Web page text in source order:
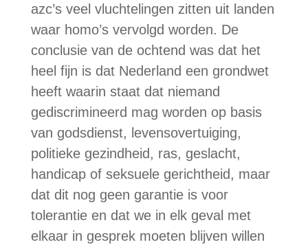
azc’s veel vluchtelingen zitten uit landen
waar homo’s vervolgd worden. De
conclusie van de ochtend was dat het
heel fijn is dat Nederland een grondwet
heeft waarin staat dat niemand
gediscrimineerd mag worden op basis
van godsdienst, levensovertuiging,
politieke gezindheid, ras, geslacht,
handicap of seksuele gerichtheid, maar
dat dit nog geen garantie is voor
tolerantie en dat we in elk geval met
elkaar in gesprek moeten blijven willen